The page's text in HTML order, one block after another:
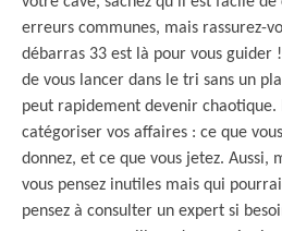
erreurs communes, mais rassurez-
débarras 33 est là pour vous guider
de vous lancer dans le tri sans un
peut rapidement devenir chaotique.
catégoriser vos affaires : ce que
donnez, et ce que vous jetez. Aussi,
vous pensez inutiles mais qui
pensez à consulter un expert si